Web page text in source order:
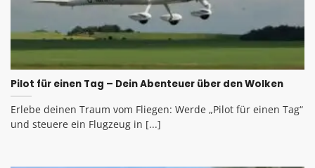
Pilot für einen Tag – Dein Abenteuer über den Wolken
Erlebe deinen Traum vom Fliegen: Werde „Pilot für einen Tag“
und steuere ein Flugzeug in [...]